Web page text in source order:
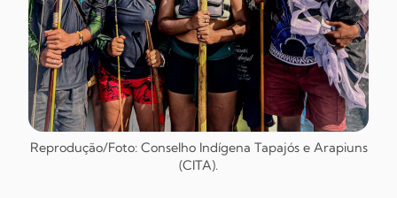
Reprodução/Foto: Conselho Indígena Tapajós e Arapiuns
(CITA).